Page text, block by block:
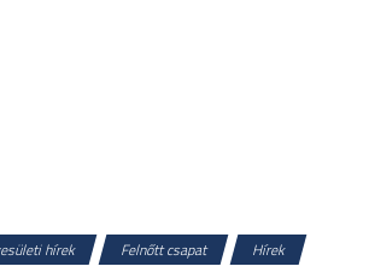
hírek Felnőtt csapat
Hírek